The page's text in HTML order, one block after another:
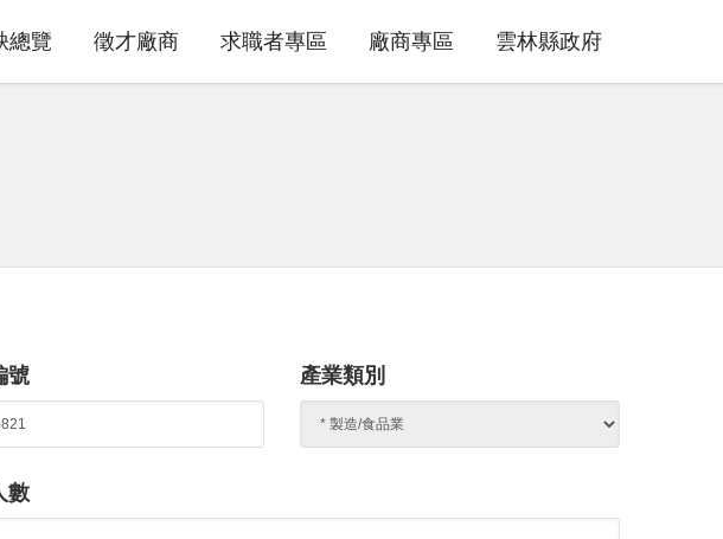
總覽 徵才廠商 求職者專區 廠商專區 雲林縣政府
號 產業類別
數